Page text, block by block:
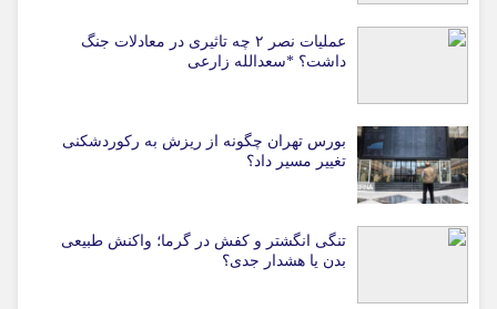
عملیات نصر ۲ چه تاثیری در معادلات جنگ
داشت؟ *سعدالله زارعی
بورس تهران چگونه از ریزش به رکوردشکنی
تغییر مسیر داد؟
تنگی انگشتر و کفش در گرما؛ واکنش طبیعی
بدن یا هشدار جدی؟